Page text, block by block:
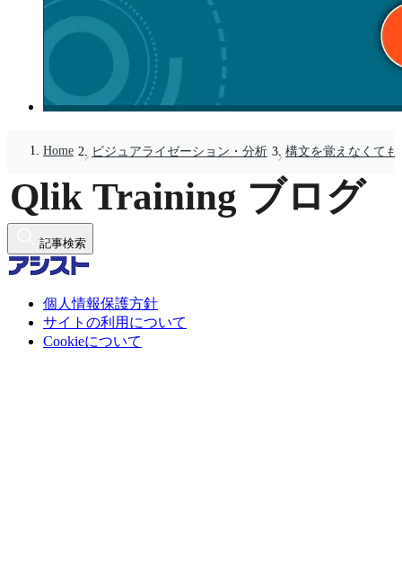
Home ビジュアライゼーション・分析 構文を覚えなくて
記事検索
個人情報保護方針
サイトの利用について
Cookieについて